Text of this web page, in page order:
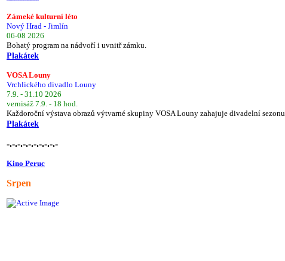
Zámeké kulturní léto
Nový Hrad - Jimlín
06-08 2026
Bohatý program na nádvoří i uvnitř zámku.
Plakátek
VOSA Louny
Vrchlického divadlo Louny
7.9. - 31.10 2026
vernisáž 7.9. - 18 hod.
Každoroční výstava obrazů výtvarné skupiny VOSA Louny zahajuje divadelní sezonu.
Plakátek
-.-.-.-.-.-.-.-.-.-
Kino Peruc
Srpen